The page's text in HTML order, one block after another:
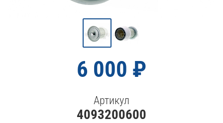
6 000 ₽
Артикул
4093200600